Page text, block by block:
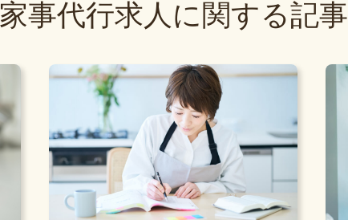
家事代行求人に関する記事